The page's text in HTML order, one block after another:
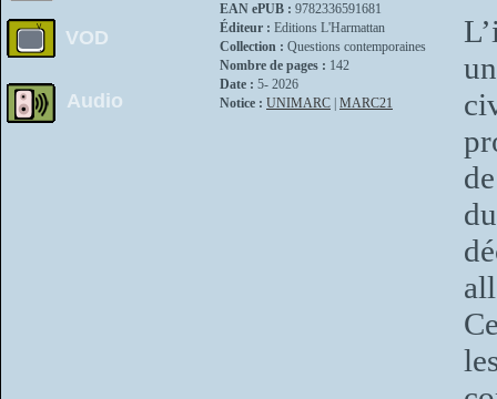
VOD
Audio
EAN ePUB : 9782336591681
Éditeur : Editions L'Harmattan
Collection : Questions contemporaines
Nombre de pages : 142
Date : 5- 2026
Notice : UNIMARC MARC21